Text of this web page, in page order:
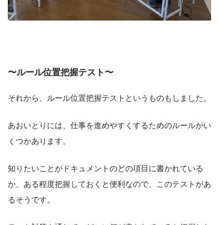
〜ルール位置把握テスト〜
それから、ルール位置把握テストというものもしました。
あおいとりには、仕事を進めやすくするためのルールがい
くつかあります。
知りたいことがドキュメントのどの項目に書かれている
か、ある程度把握しておくと便利なので、このテストがあ
るそうです。